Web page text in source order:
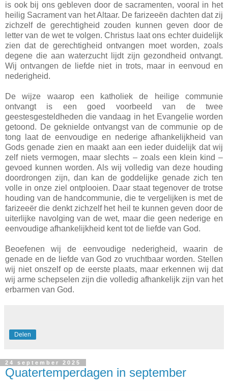
is ook bij ons gebleven door de sacramenten, vooral in het
heilig Sacrament van het Altaar. De farizeeën dachten dat zij
zichzelf de gerechtigheid zouden kunnen geven door de
letter van de wet te volgen. Christus laat ons echter duidelijk
zien dat de gerechtigheid ontvangen moet worden, zoals
degene die aan waterzucht lijdt zijn gezondheid ontvangt.
Wij ontvangen de liefde niet in trots, maar in eenvoud en
nederigheid.
De wijze waarop een katholiek de heilige communie
ontvangt is een goed voorbeeld van de twee
geestesgesteldheden die vandaag in het Evangelie worden
getoond. De geknielde ontvangst van de communie op de
tong laat de eenvoudige en nederige afhankelijkheid van
Gods genade zien en maakt aan een ieder duidelijk dat wij
zelf niets vermogen, maar slechts – zoals een klein kind –
gevoed kunnen worden. Als wij volledig van deze houding
doordrongen zijn, dan kan de goddelijke genade zich ten
volle in onze ziel ontplooien. Daar staat tegenover de trotse
houding van de handcommunie, die te vergelijken is met de
farizeeër die denkt zichzelf het heil te kunnen geven door de
uiterlijke navolging van de wet, maar die geen nederige en
eenvoudige afhankelijkheid kent tot de liefde van God.
Beoefenen wij de eenvoudige nederigheid, waarin de
genade en de liefde van God zo vruchtbaar worden. Stellen
wij niet onszelf op de eerste plaats, maar erkennen wij dat
wij arme schepselen zijn die volledig afhankelijk zijn van het
erbarmen van God.
Delen
24 september 2025
Quatertemperdagen in september